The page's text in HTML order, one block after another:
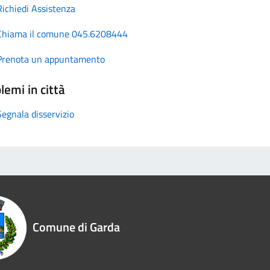
Assistenza
il comune 045.6208444
un appuntamento
in città
disservizio
Comune di Garda